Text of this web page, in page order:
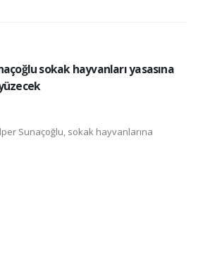
sokak hayvanları yasasına
Sunaçoğlu, sokak hayvanlarına